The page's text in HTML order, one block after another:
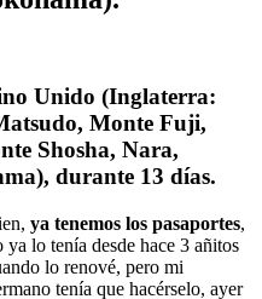
Unido (Inglaterra:
Monte Fuji,
Shosha, Nara,
durante 13 días.
ya tenemos los pasaportes,
ya lo tenía desde hace 3 añitos
lo renové, pero mi
tenía que hacérselo, ayer